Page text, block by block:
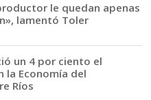
le quedan apenas
lamentó Toler
un 4 por ciento el
la Economía del
Ríos